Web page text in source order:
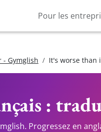
Pour les
- Gymglish It's worse than
:
Progressez en